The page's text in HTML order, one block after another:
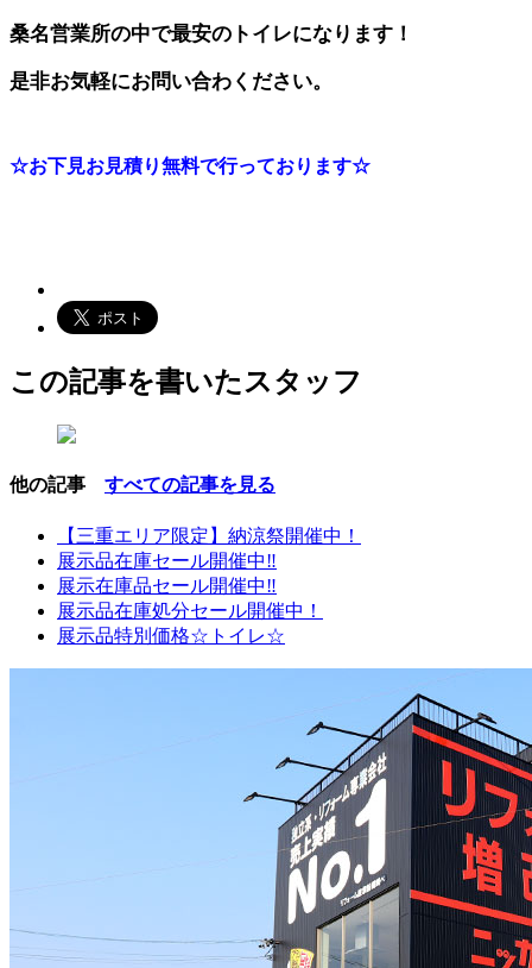
桑名営業所の中で最安のトイレになります！
是非お気軽にお問い合わください。
☆お下見お見積り無料で行っております☆
この記事を書いたスタッフ
他の記事 すべての記事を見る
【三重エリア限定】納涼祭開催中！
展示品在庫セール開催中‼
展示在庫品セール開催中‼
展示品在庫処分セール開催中！
展示品特別価格☆トイレ☆